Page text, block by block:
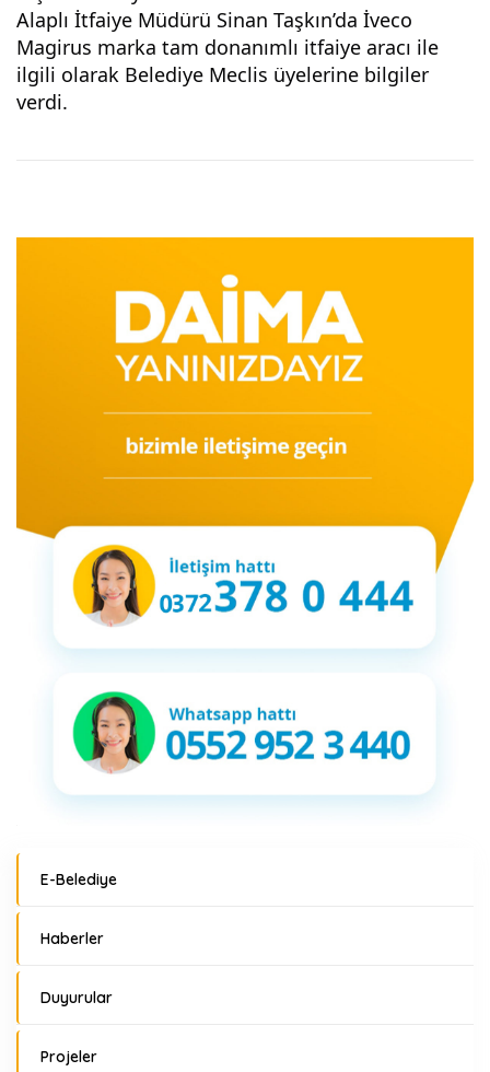
Alaplı İtfaiye Müdürü Sinan Taşkın’da İveco
Magirus marka tam donanımlı itfaiye aracı ile
ilgili olarak Belediye Meclis üyelerine bilgiler
verdi.
E-Belediye
Haberler
Duyurular
Projeler